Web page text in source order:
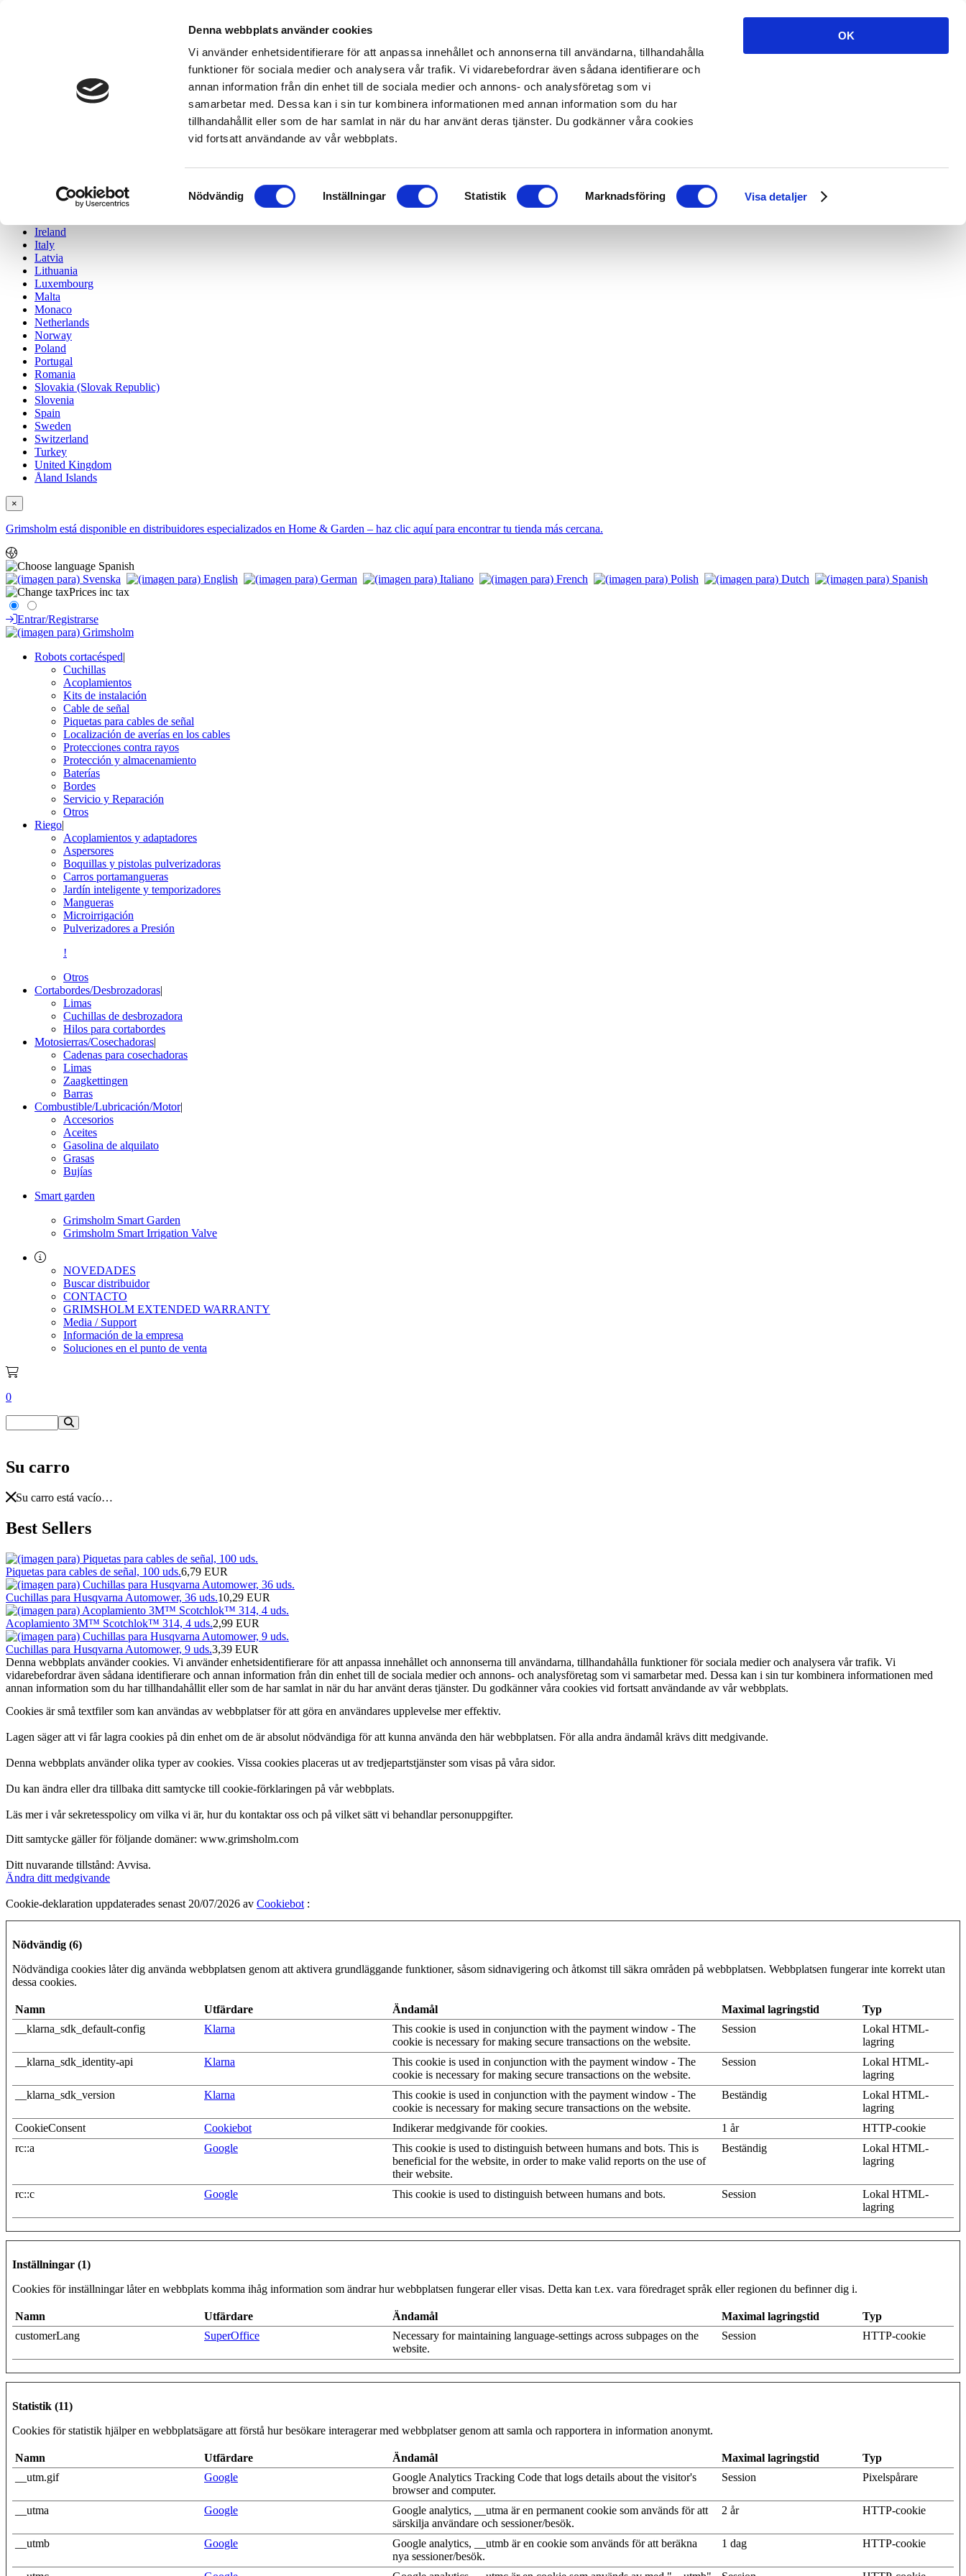
Denna webbplats använder cookies
Vi använder enhetsidentifierare för att anpassa innehållet och annonserna till användarna, tillhandahålla
funktioner för sociala medier och analysera vår trafik. Vi vidarebefordrar även sådana identifierare och
annan information från din enhet till de sociala medier och annons- och analysföretag som vi
samarbetar med. Dessa kan i sin tur kombinera informationen med annan information som du har
tillhandahållit eller som de har samlat in när du har använt deras tjänster. Du godkänner våra cookies
vid fortsatt användande av vår webbplats.
Nödvändig Inställningar Statistik Marknadsföring Visa detaljer
OK
Germany
Ireland
Italy
Latvia
Lithuania
Luxembourg
Malta
Monaco
Netherlands
Norway
Poland
Portugal
Romania
Slovakia (Slovak Republic)
Slovenia
Spain
Sweden
Switzerland
Turkey
United Kingdom
Åland Islands
×
Grimsholm está disponible en distribuidores especializados en Home & Garden – haz clic aquí para encontrar tu tienda más cercana.
Spanish
Prices inc tax
Entrar/Registrarse
Robots cortacésped|
Cuchillas
Acoplamientos
Kits de instalación
Cable de señal
Piquetas para cables de señal
Localización de averías en los cables
Protecciones contra rayos
Protección y almacenamiento
Baterías
Bordes
Servicio y Reparación
Otros
Riego|
Acoplamientos y adaptadores
Aspersores
Boquillas y pistolas pulverizadoras
Carros portamangueras
Jardín inteligente y temporizadores
Mangueras
Microirrigación
Pulverizadores a Presión
!
Otros
Cortabordes/Desbrozadoras|
Limas
Cuchillas de desbrozadora
Hilos para cortabordes
Motosierras/Cosechadoras|
Cadenas para cosechadoras
Limas
Zaagkettingen
Barras
Combustible/Lubricación/Motor|
Accesorios
Aceites
Gasolina de alquilato
Grasas
Bujías
Smart garden
Grimsholm Smart Garden
Grimsholm Smart Irrigation Valve
NOVEDADES
Buscar distribuidor
CONTACTO
GRIMSHOLM EXTENDED WARRANTY
Media / Support
Información de la empresa
Soluciones en el punto de venta
0
Su carro
Su carro está vacío…
Best Sellers
Piquetas para cables de señal, 100 uds.6,79 EUR
Cuchillas para Husqvarna Automower, 36 uds.10,29 EUR
Acoplamiento 3M™ Scotchlok™ 314, 4 uds.2,99 EUR
Cuchillas para Husqvarna Automower, 9 uds.3,39 EUR
Denna webbplats använder cookies. Vi använder enhetsidentifierare för att anpassa innehållet och annonserna till användarna, tillhandahålla funktioner för sociala medier och analysera vår trafik. Vi
vidarebefordrar även sådana identifierare och annan information från din enhet till de sociala medier och annons- och analysföretag som vi samarbetar med. Dessa kan i sin tur kombinera informationen med
annan information som du har tillhandahållit eller som de har samlat in när du har använt deras tjänster. Du godkänner våra cookies vid fortsatt användande av vår webbplats.
Cookies är små textfiler som kan användas av webbplatser för att göra en användares upplevelse mer effektiv.
Lagen säger att vi får lagra cookies på din enhet om de är absolut nödvändiga för att kunna använda den här webbplatsen. För alla andra ändamål krävs ditt medgivande.
Denna webbplats använder olika typer av cookies. Vissa cookies placeras ut av tredjepartstjänster som visas på våra sidor.
Du kan ändra eller dra tillbaka ditt samtycke till cookie-förklaringen på vår webbplats.
Läs mer i vår sekretesspolicy om vilka vi är, hur du kontaktar oss och på vilket sätt vi behandlar personuppgifter.
Ditt samtycke gäller för följande domäner: www.grimsholm.com
Ditt nuvarande tillstånd: Avvisa.
Ändra ditt medgivande
Cookie-deklaration uppdaterades senast 20/07/2026 av Cookiebot :
Nödvändig (6)
Nödvändiga cookies låter dig använda webbplatsen genom att aktivera grundläggande funktioner, såsom sidnavigering och åtkomst till säkra områden på webbplatsen. Webbplatsen fungerar inte korrekt utan
dessa cookies.
Namn Utfärdare Ändamål Maximal lagringstid
Typ
__klarna_sdk_default-config
Klarna
This cookie is used in conjunction with the payment window - The
cookie is necessary for making secure transactions on the website.
Session
Lokal HTML-
lagring
__klarna_sdk_identity-api
Klarna
This cookie is used in conjunction with the payment window - The
cookie is necessary for making secure transactions on the website.
Session
Lokal HTML-
lagring
__klarna_sdk_version
Klarna
This cookie is used in conjunction with the payment window - The
cookie is necessary for making secure transactions on the website.
Beständig
Lokal HTML-
lagring
CookieConsent
Cookiebot Indikerar medgivande för cookies. 1 år
HTTP-cookie
rc::a
Google
This cookie is used to distinguish between humans and bots. This is
beneficial for the website, in order to make valid reports on the use of
their website.
Beständig
Lokal HTML-
lagring
rc::c Google This cookie is used to distinguish between humans and bots. Session
Lokal HTML-
lagring
Inställningar (1)
Cookies för inställningar låter en webbplats komma ihåg information som ändrar hur webbplatsen fungerar eller visas. Detta kan t.ex. vara föredraget språk eller regionen du befinner dig i.
Namn Utfärdare Ändamål Maximal lagringstid
Typ
customerLang
SuperOffice
Necessary for maintaining language-settings across subpages on the
website.
Session HTTP-cookie
Statistik (11)
Cookies för statistik hjälper en webbplatsägare att förstå hur besökare interagerar med webbplatser genom att samla och rapportera in information anonymt.
Namn Utfärdare Ändamål Maximal lagringstid
Typ
__utm.gif
Google
Google Analytics Tracking Code that logs details about the visitor's
browser and computer.
Session Pixelspårare
__utma Google
Google analytics, __utma är en permanent cookie som används för att
särskilja användare och sessioner/besök.
2 år HTTP-cookie
__utmb Google
Google analytics, __utmb är en cookie som används för att beräkna
nya sessioner/besök.
1 dag HTTP-cookie